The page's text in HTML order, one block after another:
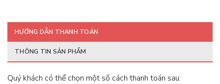
HƯỚNG DẪN THANH TOÁN
THÔNG TIN SẢN PHẨM
Quý khách có thể chọn một số cách thanh toán sau: